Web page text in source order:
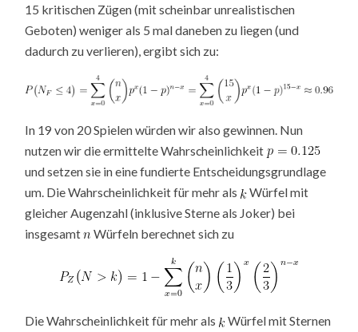
15 kritischen Zügen (mit scheinbar unrealistischen
Geboten) weniger als 5 mal daneben zu liegen (und
dadurch zu verlieren), ergibt sich zu:
In 19 von 20 Spielen würden wir also gewinnen. Nun
nutzen wir die ermittelte Wahrscheinlichkeit
und setzen sie in eine fundierte Entscheidungsgrundlage
um. Die Wahrscheinlichkeit für mehr als
Würfel mit
gleicher Augenzahl (inklusive Sterne als Joker) bei
insgesamt
Würfeln berechnet sich zu
Die Wahrscheinlichkeit für mehr als
Würfel mit Sternen